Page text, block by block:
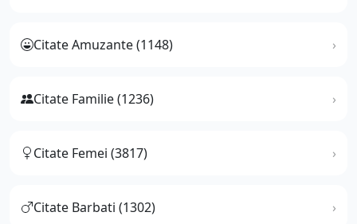
Citate Amuzante (1148)
Citate Familie (1236)
Citate Femei (3817)
Citate Barbati (1302)